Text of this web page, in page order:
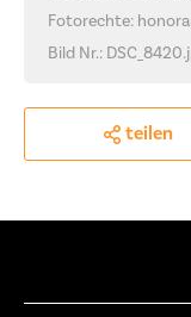
Fotorechte:
Bild Nr.:
teilen